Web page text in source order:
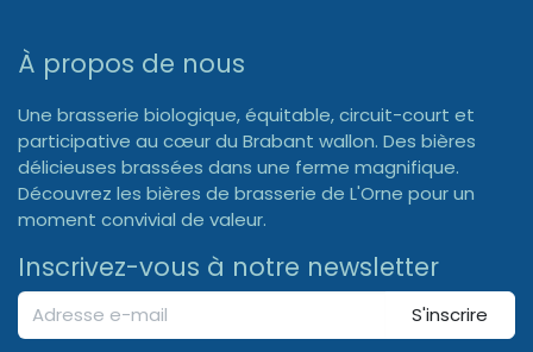
À propos de nous
Une brasserie biologique, équitable, circuit-court et
participative au cœur du Brabant wallon. Des bières
délicieuses brassées dans une ferme magnifique.
Découvrez les bières de brasserie de L'Orne pour un
moment convivial de valeur.
Inscrivez-vous à notre newsletter
S'inscrire